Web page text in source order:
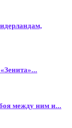
между ним и...